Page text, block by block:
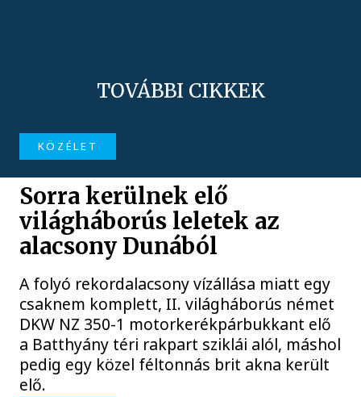
TOVÁBBI CIKKEK
KÖZÉLET
Sorra kerülnek elő
világháborús leletek az
alacsony Dunából
A folyó rekordalacsony vízállása miatt egy
csaknem komplett, II. világháborús német
DKW NZ 350-1 motorkerékpárbukkant elő
a Batthyány téri rakpart sziklái alól, máshol
pedig egy közel féltonnás brit akna került
elő.